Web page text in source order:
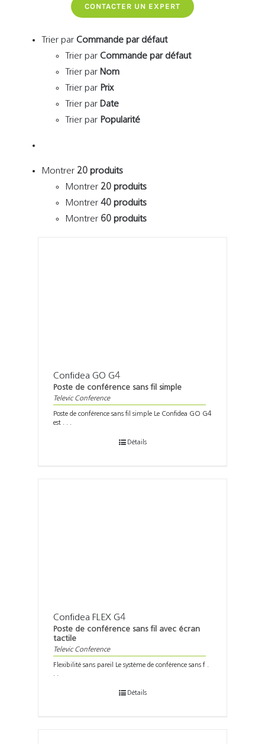
CONTACTER UN EXPERT
Trier par Commande par défaut
Trier par Commande par défaut
Trier par Nom
Trier par Prix
Trier par Date
Trier par Popularité
Montrer 20 produits
Montrer 20 produits
Montrer 40 produits
Montrer 60 produits
Confidea GO G4
Poste de conférence sans fil simple
Televic Conference
Poste de conférence sans fil simple Le Confidea GO G4
est . . .
Détails
Confidea FLEX G4
Poste de conférence sans fil avec écran
tactile
Televic Conference
Flexibilité sans pareil Le système de conférence sans f .
. .
Détails